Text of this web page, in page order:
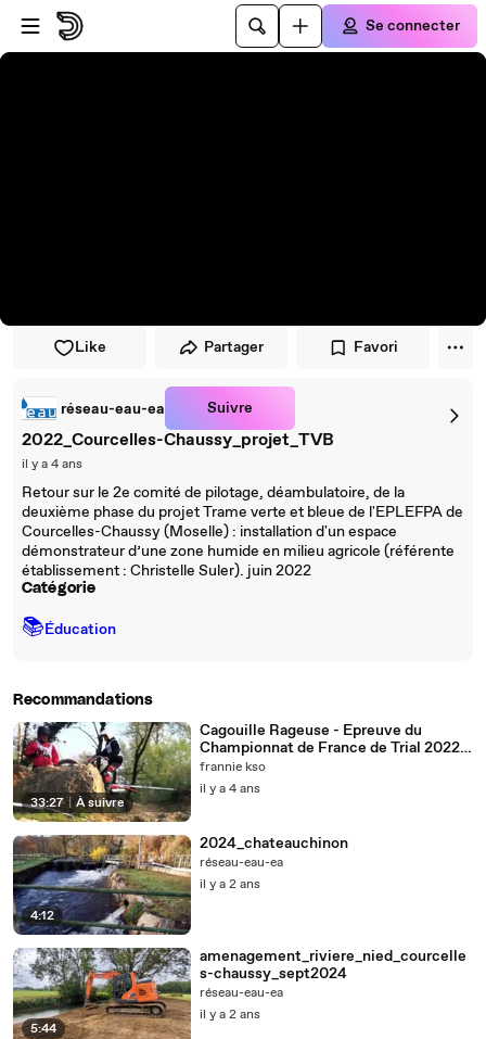
Passer au player
Passer au contenu principal
Se connecter
Like Partager Favori
réseau-eau-ea Suivre
2022_Courcelles-Chaussy_projet_TVB
il y a 4 ans
Retour sur le 2e comité de pilotage, déambulatoire, de la
deuxième phase du projet Trame verte et bleue de l'EPLEFPA de
Courcelles-Chaussy (Moselle) : installation d'un espace
démonstrateur d’une zone humide en milieu agricole (référente
établissement : Christelle Suler). juin 2022
Catégorie
📚Éducation
Recommandations
33:27 À suivre
Cagouille Rageuse - Epreuve du
Championnat de France de Trial 2022 -
Zones 1 à 6
frannie kso
il y a 4 ans
4:12
2024_chateauchinon
réseau-eau-ea
il y a 2 ans
5:44
amenagement_riviere_nied_courcelle
s-chaussy_sept2024
réseau-eau-ea
il y a 2 ans